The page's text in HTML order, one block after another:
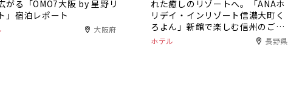
がる「OMO7大阪 by 星野リ
」宿泊レポート
大阪府
れた癒しのリゾートへ。「ANAホ
リデイ・インリゾート信濃大町く
ろよん」新館で楽しむ信州のご褒
美女子旅
ホテル 長野県